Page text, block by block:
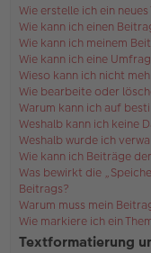
Wie erstelle ich ein
Wie kann ich einen
Wie kann ich meinem
Wie kann ich eine
Wieso kann ich nicht
Wie bearbeite oder
Warum kann ich auf
Weshalb kann ich keine
Weshalb wurde ich
Wie kann ich Beiträge
Was bewirkt die
Beitrags?
Warum muss mein
Wie markiere ich ein
Textformatierung